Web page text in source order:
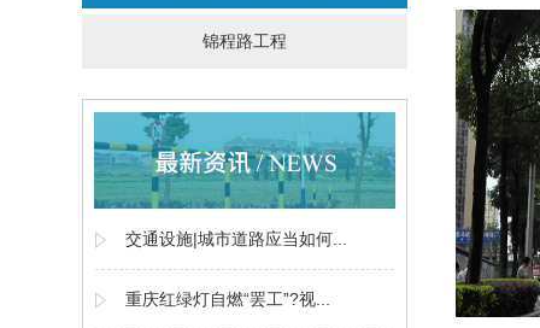
锦程路工程
交通设施|城市道路应当如何...
重庆红绿灯自燃“罢工”?视...